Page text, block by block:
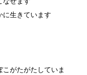
に生きています
がたがたしていま